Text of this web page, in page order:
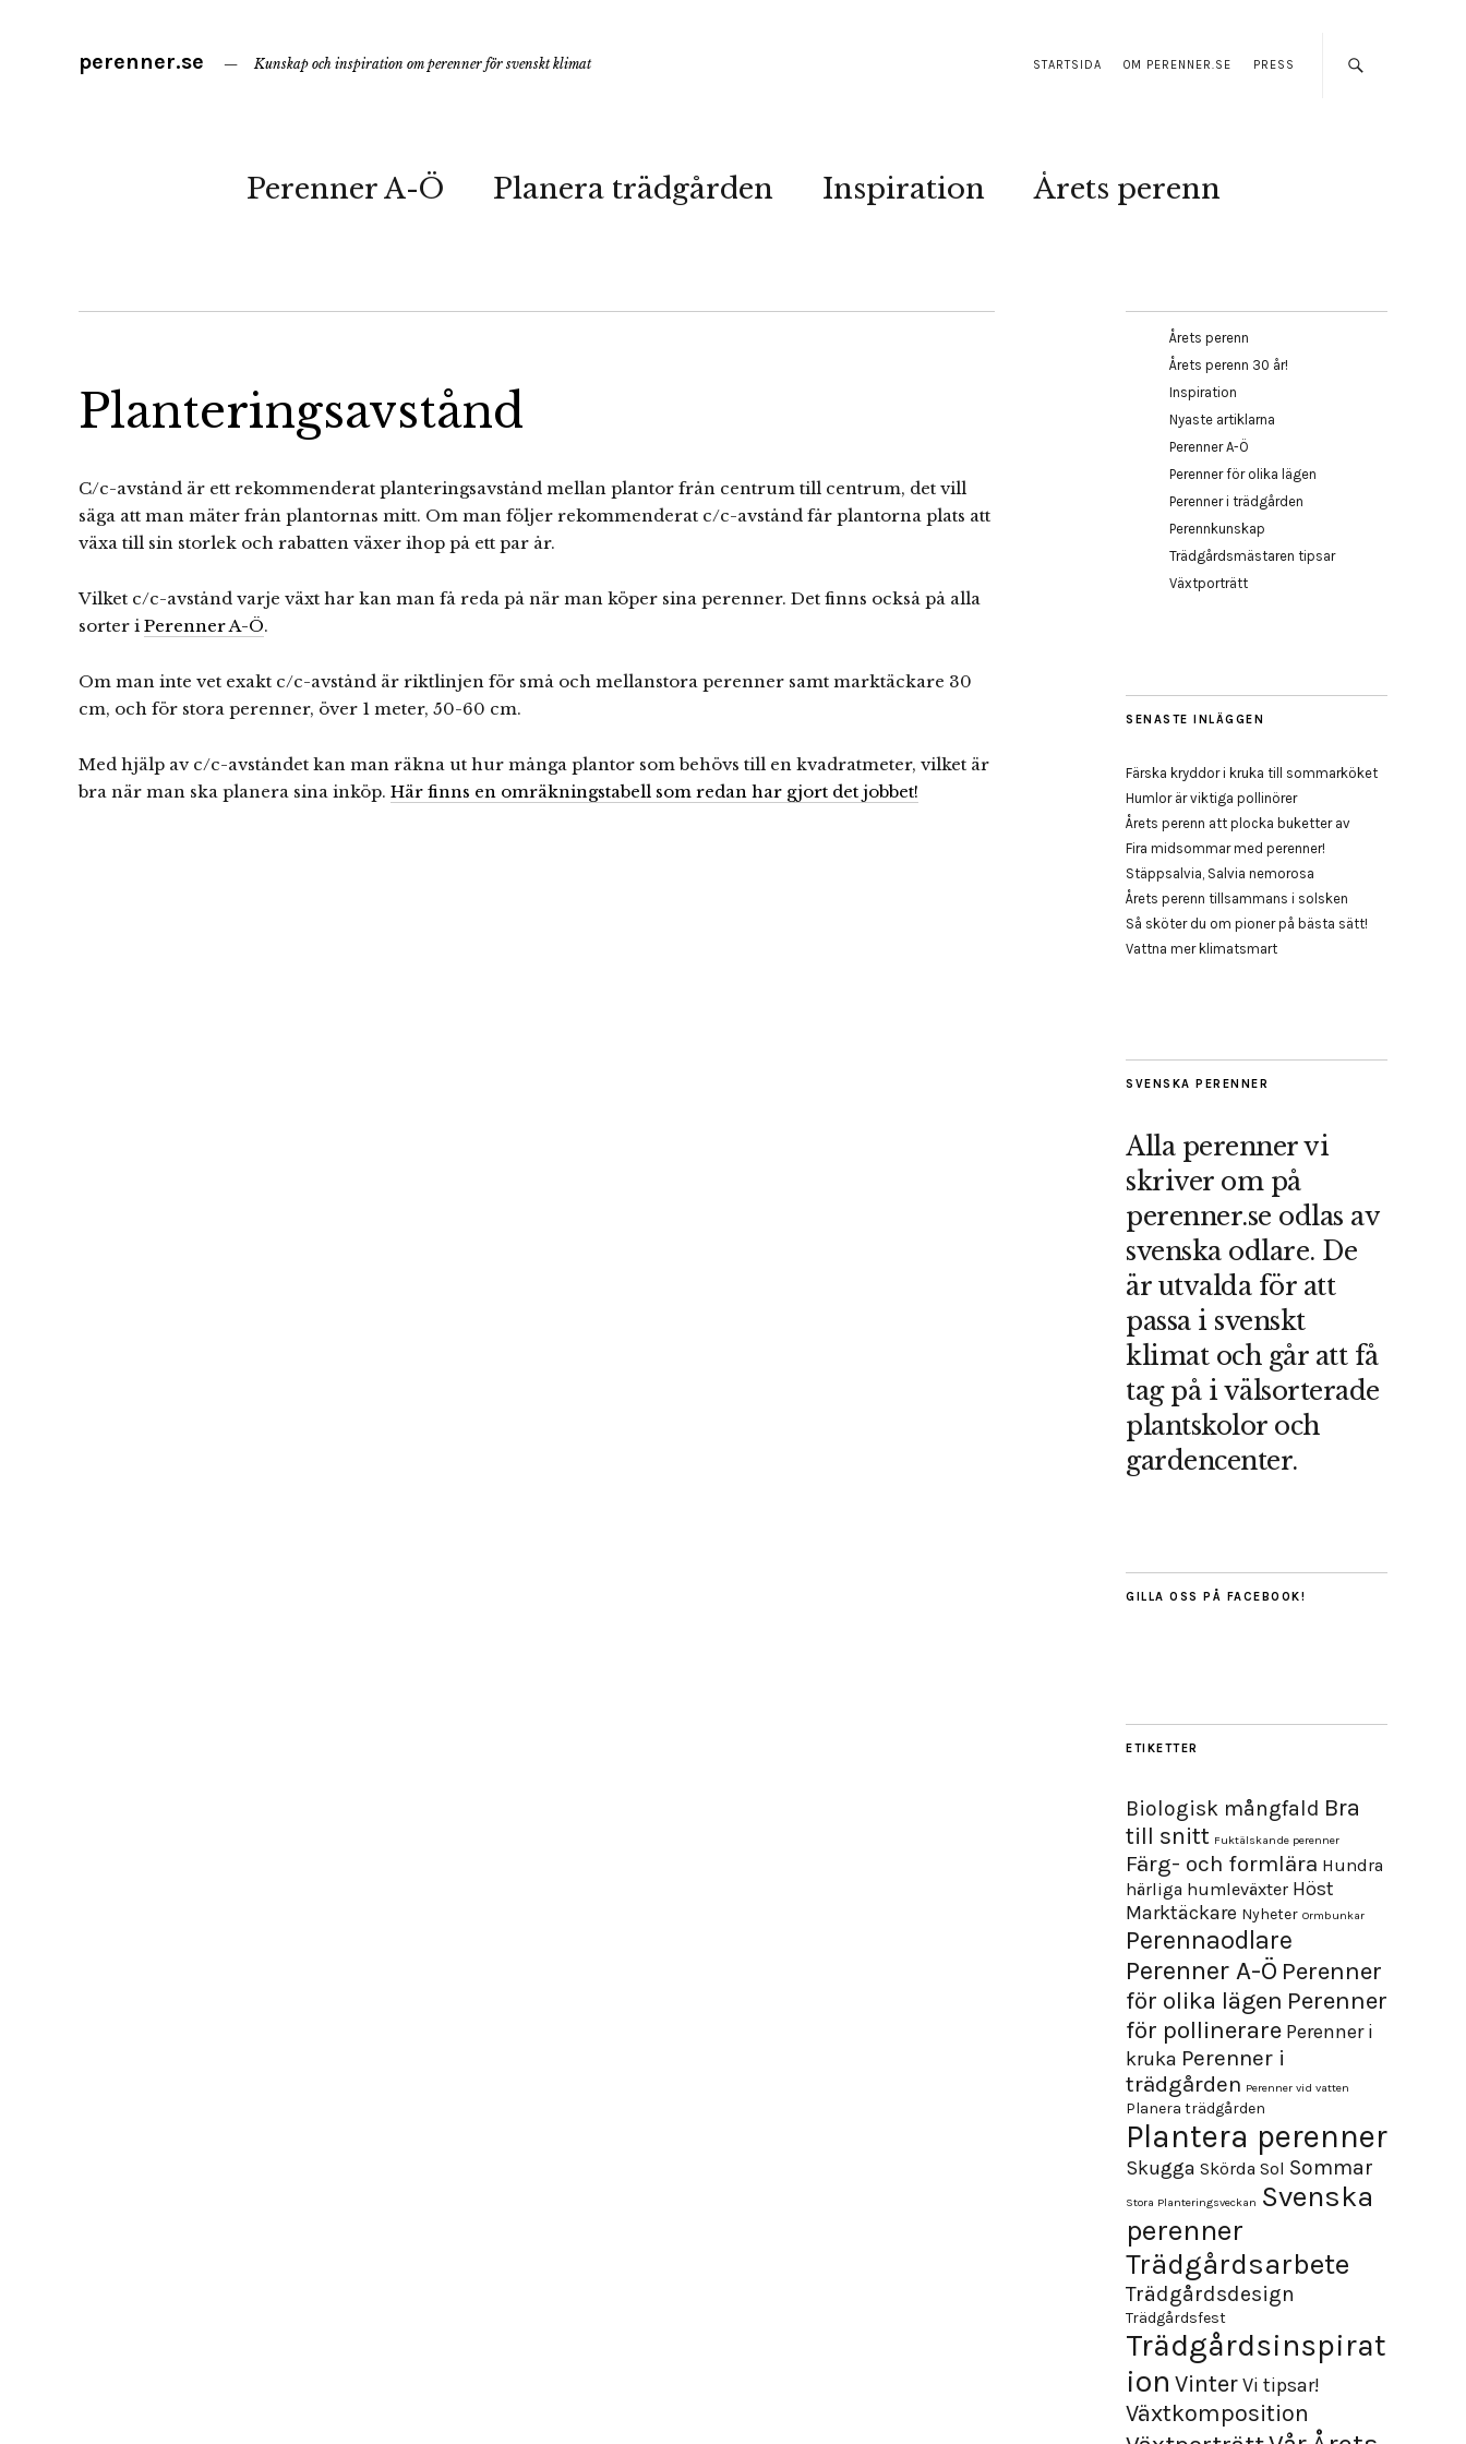
STARTSIDA OM PERENNER.SE PRESS
perenner.se Kunskap och inspiration om perenner för svenskt klimat
Perenner A-Ö Planera trädgården Inspiration Årets perenn
Planteringsavstånd
C/c-avstånd är ett rekommenderat planteringsavstånd mellan plantor från centrum till centrum, det vill
säga att man mäter från plantornas mitt. Om man följer rekommenderat c/c-avstånd får plantorna plats att
växa till sin storlek och rabatten växer ihop på ett par år.
Vilket c/c-avstånd varje växt har kan man få reda på när man köper sina perenner. Det finns också på alla
sorter i Perenner A-Ö.
Om man inte vet exakt c/c-avstånd är riktlinjen för små och mellanstora perenner samt marktäckare 30
cm, och för stora perenner, över 1 meter, 50-60 cm.
Med hjälp av c/c-avståndet kan man räkna ut hur många plantor som behövs till en kvadratmeter, vilket är
bra när man ska planera sina inköp. Här finns en omräkningstabell som redan har gjort det jobbet!
Årets perenn
Årets perenn 30 år!
Inspiration
Nyaste artiklarna
Perenner A-Ö
Perenner för olika lägen
Perenner i trädgården
Perennkunskap
Trädgårdsmästaren tipsar
Växtporträtt
SENASTE INLÄGGEN
Färska kryddor i kruka till sommarköket
Humlor är viktiga pollinörer
Årets perenn att plocka buketter av
Fira midsommar med perenner!
Stäppsalvia, Salvia nemorosa
Årets perenn tillsammans i solsken
Så sköter du om pioner på bästa sätt!
Vattna mer klimatsmart
SVENSKA PERENNER
Alla perenner vi
skriver om på
perenner.se odlas av
svenska odlare. De
är utvalda för att
passa i svenskt
klimat och går att få
tag på i välsorterade
plantskolor och
gardencenter.
GILLA OSS PÅ FACEBOOK!
ETIKETTER
Biologisk mångfald Bra
till snitt Fuktälskande perenner
Färg- och formlära Hundra
härliga humleväxter Höst
Marktäckare Nyheter Ormbunkar
Perennaodlare
Perenner A-Ö Perenner
för olika lägen Perenner
för pollinerare Perenner i
kruka Perenner i
trädgården Perenner vid vatten
Planera trädgården
Plantera perenner
Skugga Skörda Sol Sommar
Stora Planteringsveckan Svenska
perenner
Trädgårdsarbete
Trädgårdsdesign
Trädgårdsfest
Trädgårdsinspirat
ion VinterVi tipsar!
Växtkomposition